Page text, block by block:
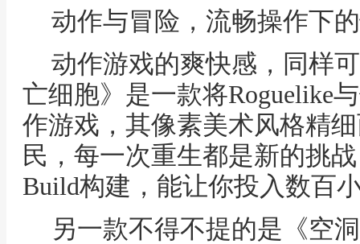
动作与冒险，流畅操作下
动作游戏的爽快感，同样
亡细胞》是一款将Roguelike
作游戏，其像素美术风格精
民，每一次重生都是新的挑
Build构建，能让你投入数百
另一款不得不提的是《空